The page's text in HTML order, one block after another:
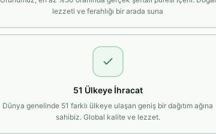
lezzeti ve ferahlığı bir arada suna
51 Ülkeye İhracat
Dünya genelinde 51 farklı ülkeye ulaşan geniş bir dağıtım ağına
sahibiz. Global kalite ve lezzet.